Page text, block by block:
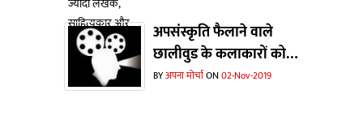
अपसंस्कृति फैलाने वाले
छालीवुड के कलाकारों को
संस्कृति विभाग ने दिखाया
BYअपना मोर्चाON02-Nov-2019